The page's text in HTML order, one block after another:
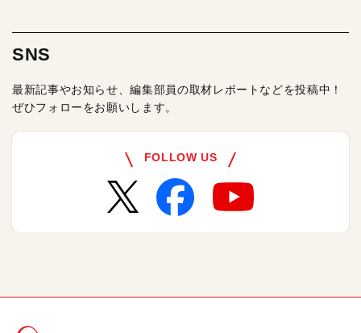
SNS
最新記事やお知らせ、編集部員の取材レポートなどを投稿中！
ぜひフォローをお願いします。
FOLLOW US